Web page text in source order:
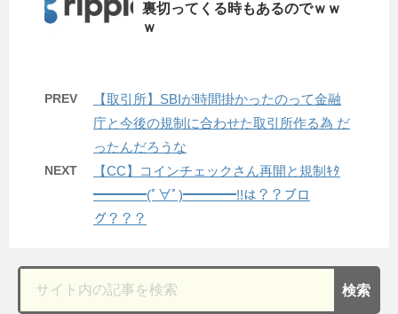
裏切ってくる時もあるのでｗｗ
ｗ
PREV
【取引所】SBIが時間掛かったのって金融
庁と今後の規制に合わせた取引所作る為 だ
ったんだろうな
NEXT
【CC】コインチェックさん再開と規制ｷﾀ
━━━━(ﾟ∀ﾟ)━━━━!!は？？ブロ
グ？？？